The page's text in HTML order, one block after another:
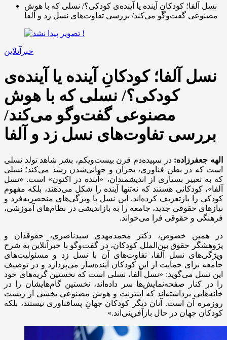
نسل آلفا؛ کودکانِ آینده یا آینده‌ی کودکی؟/ نسلی که با هوش
مصنوعی گفت‌وگو می‌کند/ بررسی تفاوت‌های نسل زد و آلفا
خبرآنلاین
نسل آلفا؛ کودکانِ آینده یا آینده‌ی
کودکی؟/ نسلی که با هوش
مصنوعی گفت‌وگو می‌کند/
بررسی تفاوت‌های نسل زد و آلفا
الهه جعفرزاده:در سپیده‌دم قرن بیست‌ویکم، بشر شاهد تولد نسلی
است که در بطن فناوری، بحران و جهانی‌شدن رشد می‌کند؛ نسلی
که به تعبیر بسیاری از اندیشمندان، «آینده در اکنون» است. «نسل
آلفا»، کودکانی هستند که نه‌تنها آینده را شکل می‌دهند، بلکه مفهوم
کودکی را بازتعریف کرده‌اند. این نسل با ویژگی‌های منحصربه‌فرد و
نیازهای حقوقی جدید، جامعه را به بازاندیشی در نظام‌های آموزشی،
فرهنگی و حقوقی فرا می‌خواند.
در همین خصوص، دکتر محمدمهدی سیدناصری، حقوقدان و
پژوهشگر حقوق بین‌الملل کودکان، در گفت‌وگو با خبرآنلاین به شرح
ویژگی‌های نسل آلفا، تفاوت‌های آن با نسل زد و مسئولیت‌های
جامعه برای حمایت از این کودکان آینده‌ساز می‌پردازد و در توصیف
این نسل می‌گوید: «نسل آلفا، نسلی است که نخستین گریه‌های خود
را در کنار صفحه‌نمایش‌ها سر داده‌اند، نخستین گام‌هایشان را در
خانه‌هایی برداشته‌اند که اینترنت و هوش مصنوعی بخشی از زیست
روزمره آن است. آنان دیگر کودکان جهانِ پسافناوری نیستند، بلکه
کودکان جهان در حال بازآفرینی‌اند.»